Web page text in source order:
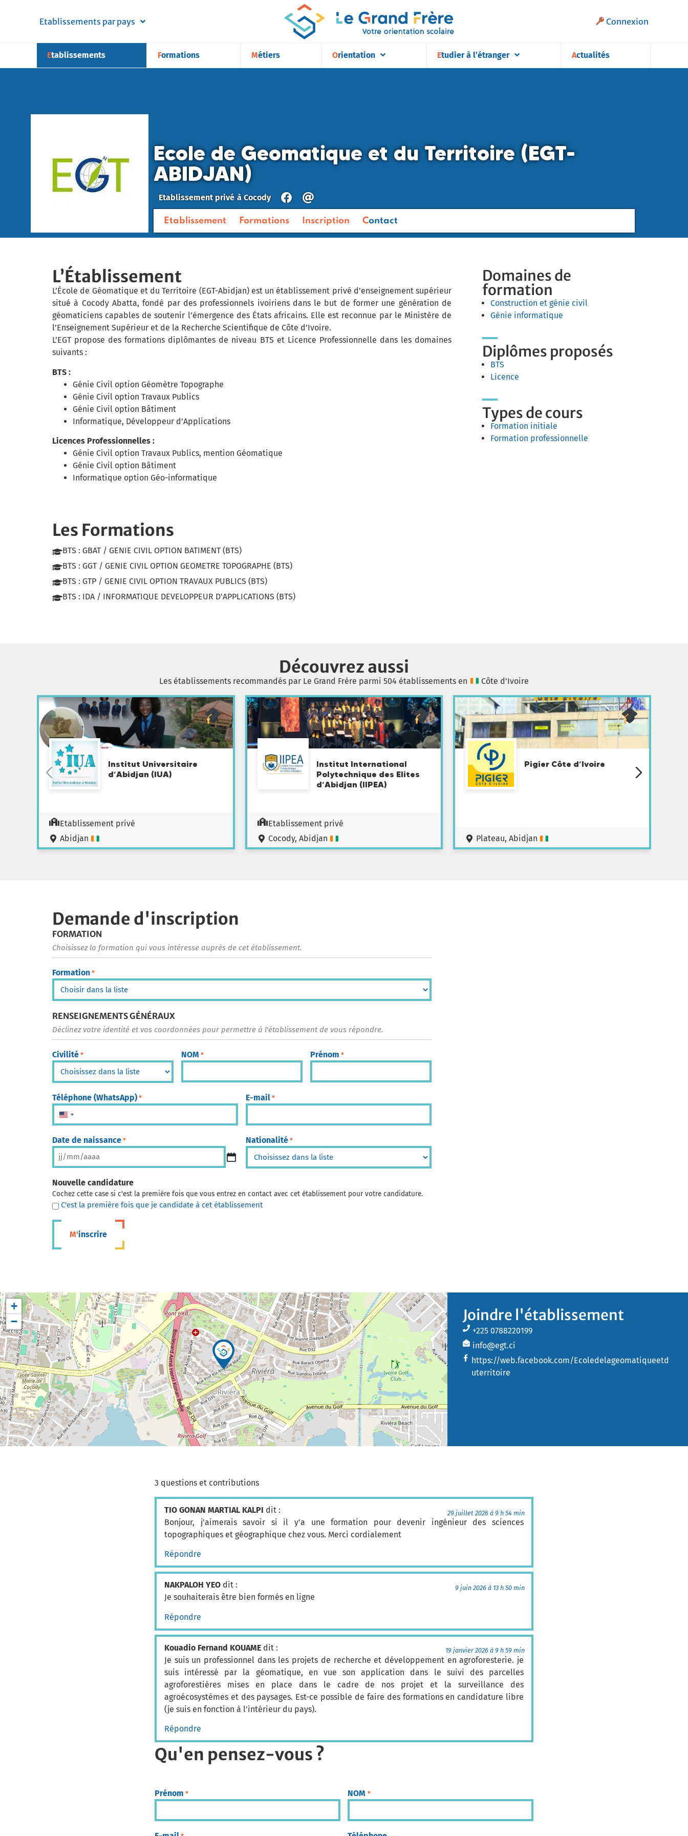
Etablissements par pays Connexion
Etablissements Formations Métiers Orientation Etudier à l’étranger Actualités
Ecole de Geomatique et du Territoire (EGT-
ABIDJAN)
Etablissement privé àCocody
Etablissement Formations Inscription Contact
L’Établissement
L’École de Géomatique et du Territoire (EGT-Abidjan) est un établissement privé d’enseignement supérieur
situé à Cocody Abatta, fondé par des professionnels ivoiriens dans le but de former une génération de
géomaticiens capables de soutenir l’émergence des États africains. Elle est reconnue par le Ministère de
l’Enseignement Supérieur et de la Recherche Scientifique de Côte d’Ivoire.
L’EGT propose des formations diplômantes de niveau BTS et Licence Professionnelle dans les domaines
suivants :
BTS :
Génie Civil option Géomètre Topographe
Génie Civil option Travaux Publics
Génie Civil option Bâtiment
Informatique, Développeur d’Applications
Licences Professionnelles :
Génie Civil option Travaux Publics, mention Géomatique
Génie Civil option Bâtiment
Informatique option Géo-informatique
Domaines de
formation
Construction et génie civil
Génie informatique
Diplômes proposés
BTS
Licence
Types de cours
Formation initiale
Formation professionnelle
Les Formations
BTS : GBAT / GENIE CIVIL OPTION BATIMENT (BTS)
BTS : GGT / GENIE CIVIL OPTION GEOMETRE TOPOGRAPHE (BTS)
BTS : GTP / GENIE CIVIL OPTION TRAVAUX PUBLICS (BTS)
BTS : IDA / INFORMATIQUE DEVELOPPEUR D'APPLICATIONS (BTS)
Découvrez aussi
Les établissements recommandés par Le Grand Frère parmi 504 établissements en Côte d’Ivoire
Institut Universitaire
d’Abidjan (IUA)
Etablissement privé
Abidjan
Institut International
Polytechnique des Elites
d’Abidjan (IIPEA)
Etablissement privé
Cocody, Abidjan
Pigier Côte d’Ivoire
Plateau, Abidjan
Demande d'inscription
FORMATION
Choisissez la formation qui vous intéresse auprès de cet établissement.
Formation *
RENSEIGNEMENTS GÉNÉRAUX
Déclinez votre identité et vos coordonnées pour permettre à l'établissement de vous répondre.
Civilité * NOM * Prénom *
Téléphone (WhatsApp) *
États-Unis +1
E-mail *
Date de naissance * Nationalité *
Nouvelle candidature
Cochez cette case si c'est la première fois que vous entrez en contact avec cet établissement pour votre candidature.
C'est la première fois que je candidate à cet établissement
M'inscrire
+
−
Joindre l'établissement
+225 0788220199
info@egt.ci
https://web.facebook.com/Ecoledelageomatiqueetd
uterritoire
3 questions et contributions
TIO GONAN MARTIAL KALPI dit : 29 juillet 2026 à 9 h 54 min
Bonjour, j’aimerais savoir si il y’a une formation pour devenir ingénieur des sciences
topographiques et géographique chez vous. Merci cordialement
Répondre
NAKPALOH YEO dit : 9 juin 2026 à 13 h 50 min
Je souhaiterais être bien formés en ligne
Répondre
Kouadio Fernand KOUAME dit : 19 janvier 2026 à 9 h 59 min
Je suis un professionnel dans les projets de recherche et développement en agroforesterie. je
suis intéressé par la géomatique, en vue son application dans le suivi des parcelles
agroforestières mises en place dans le cadre de nos projet et la surveillance des
agroécosystèmes et des paysages. Est-ce possible de faire des formations en candidature libre
(je suis en fonction à l’intérieur du pays).
Répondre
Qu'en pensez-vous ?
Prénom * NOM *